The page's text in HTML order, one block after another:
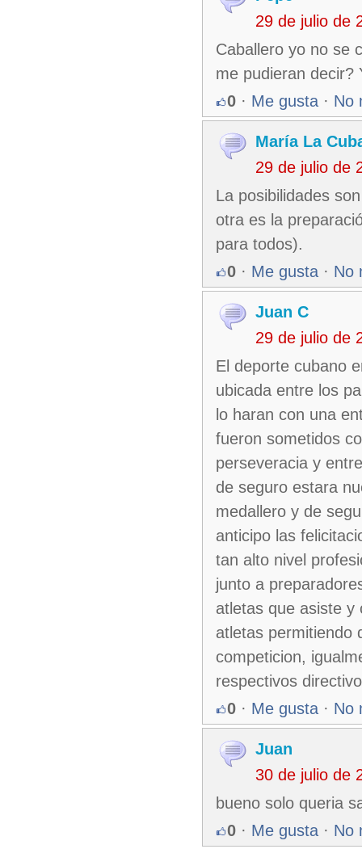
29 de julio de
Caballero yo no se
me pudieran decir?
0 · Me gusta · No
María La
29 de julio de
La posibilidades
otra es la
para todos).
0 · Me gusta · No
Juan C
29 de julio de
El deporte cubano
ubicada entre los
lo haran con una
fueron sometidos
perseveracia y
de seguro estara
medallero y de
anticipo las
tan alto nivel
junto a
atletas que asiste y
atletas permitiendo
competicion,
respectivos
0 · Me gusta · No
Juan
30 de julio de
bueno solo queria
0 · Me gusta · No